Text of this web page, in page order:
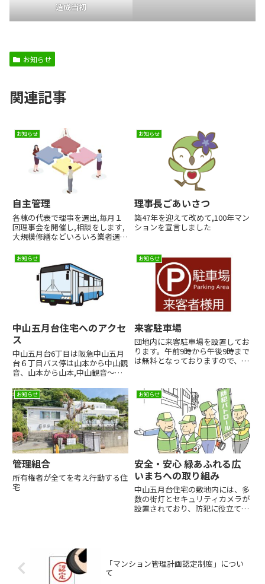
造成当初
お知らせ
関連記事
お知らせ
自主管理
各棟の代表で理事を選出,毎月１
回理事会を開催し,相談をします,
大規模修繕などいろいろ業者選定
お知らせ
理事長ごあいさつ
築47年を迎えて改めて,100年マン
ションを宣言しました
お知らせ
中山五月台住宅へのアクセ
ス
中山五月台6丁目は阪急中山五月
台６丁目バス停は山本から中山観
音、山本から山本,中山観音～中
ます
お知らせ
来客駐車場
団地内に来客駐車場を設置してお
ります。午前9時から午後9時まで
は無料となっておりますので、管
500円の利用料金がかかります。
利用料金は後日管理組合に納めて
ください。とてもおもっと読む
お知らせ
管理組合
所有権者が全てを考え行動する住
宅
お知らせ
安全・安心 緑あふれる広
いまちへの取り組み
中山五月台住宅の敷地内には、多
数の街灯とセキュリティカメラが
設置されており、防犯に役立てて
「マンション管理計画認定制度」につい
て